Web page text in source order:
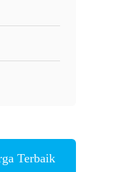
Terbaik